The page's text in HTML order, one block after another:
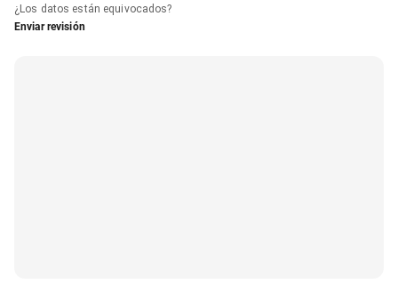
¿Los datos están equivocados?
Enviar revisión